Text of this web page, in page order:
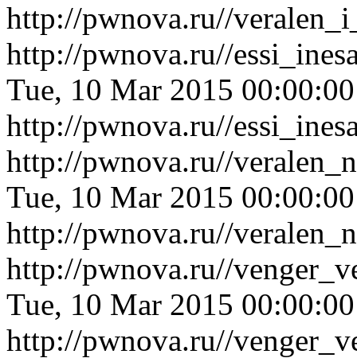
http://pwnova.ru//
http://pwnova.ru//
Tue, 10 Mar 2015
http://pwnova.ru//
http://pwnova.ru//
Tue, 10 Mar 2015
http://pwnova.ru//
http://pwnova.ru//
Tue, 10 Mar 2015
http://pwnova.ru//